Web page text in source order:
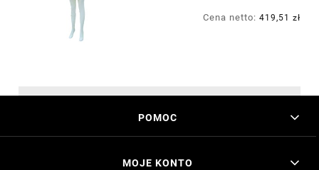
Cena netto: 419,51 zł
POMOC
MOJE KONTO